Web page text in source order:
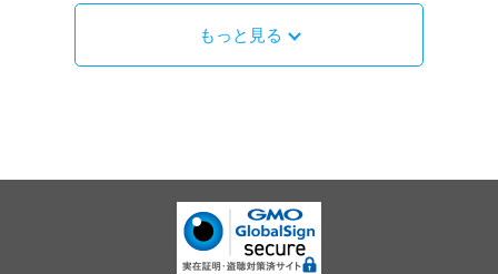
もっと見る